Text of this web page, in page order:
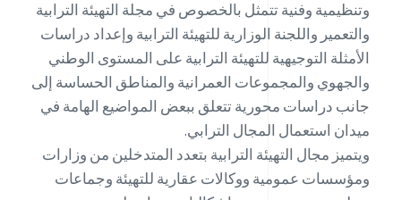
وتنظيمية وفنية تتمثل بالخصوص في مجلة التهيئة الترابية
والتعمير واللجنة الوزارية للتهيئة الترابية وإعداد دراسات
الأمثلة التوجيهية للتهيئة الترابية على المستوى الوطني
والجهوي والمجموعات العمرانية والمناطق الحساسة إلى
جانب دراسات محورية تتعلق ببعض المواضيع الهامة في
ميدان استعمال المجال الترابي.
ويتميز مجال التهيئة الترابية بتعدد المتدخلين من وزارات
ومؤسسات عمومية ووكالات عقارية للتهيئة وجماعات